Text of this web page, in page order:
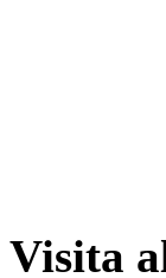
Visita